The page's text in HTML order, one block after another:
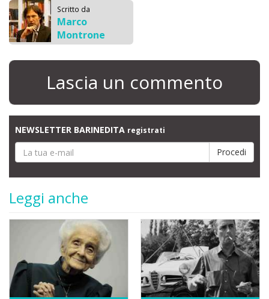
Scritto da
Marco
Montrone
Lascia un commento
NEWSLETTER BARINEDITA registrati
Leggi anche